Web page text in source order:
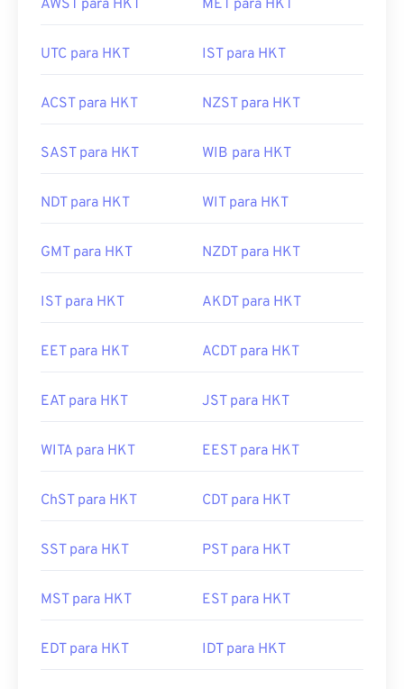
AWST para HKT MET para HKT
UTC para HKT IST para HKT
ACST para HKT NZST para HKT
SAST para HKT WIB para HKT
NDT para HKT WIT para HKT
GMT para HKT NZDT para HKT
IST para HKT AKDT para HKT
EET para HKT ACDT para HKT
EAT para HKT JST para HKT
WITA para HKT EEST para HKT
ChST para HKT CDT para HKT
SST para HKT PST para HKT
MST para HKT EST para HKT
EDT para HKT IDT para HKT